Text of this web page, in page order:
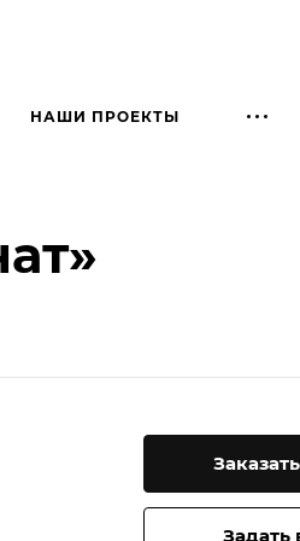
НАШИ ПРОЕКТЫ
Задать